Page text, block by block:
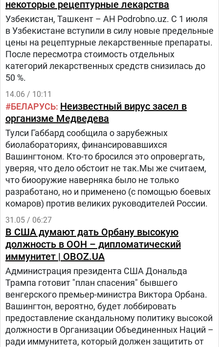
некоторые рецептурные лекарства
Узбекистан, Ташкент – АН Podrobno.uz. С 1 июля
в Узбекистане вступили в силу новые предельные
цены на рецептурные лекарственные препараты.
После пересмотра стоимость отдельных
категорий лекарственных средств снизилась до
50 %.
14.06 / 10:11
БЕЛАРУСЬ Неизвестный вирус засел в
организме Медведева
Тулси Габбард сообщила о зарубежных
биолабораториях, финансировавшихся
Вашингтоном. Кто-то бросился это опровергать,
уверяя, что дело обстоит не так.Мы же считаем,
что биооружие наверняка было не только
разработано, но и применено (с помощью боевых
комаров) против великих руководителей России.
31.05 / 06:27
В США думают дать Орбану высокую
должность в ООН – дипломатический
иммунитет | OBOZ.UA
Администрация президента США Дональда
Трампа готовит "план спасения" бывшего
венгерского премьер-министра Виктора Орбана.
Вашингтон, вероятно, будет лоббировать
предоставление скандальному политику высокой
должности в Организации Объединенных Наций –
ради иммунитета, который должен защитить от